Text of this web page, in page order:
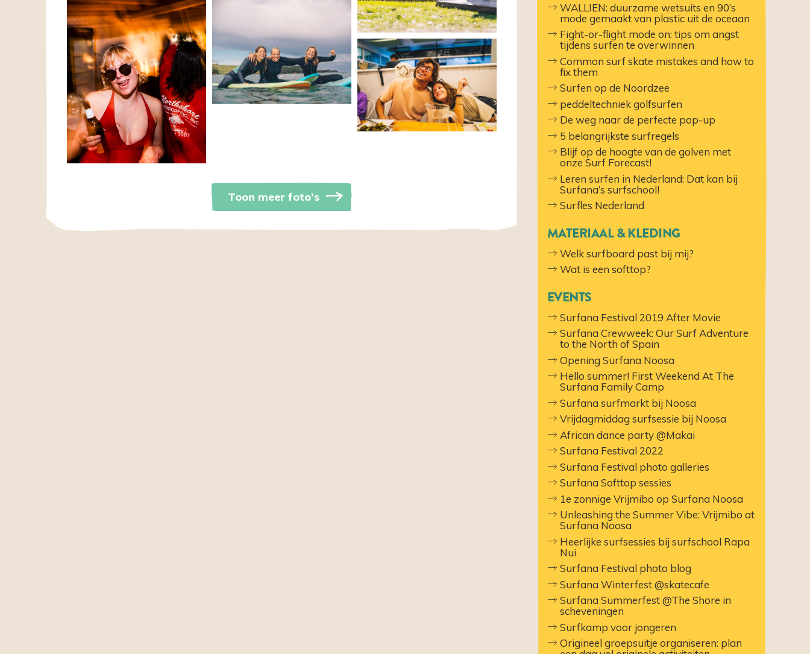
Toon meer foto's
WALLIEN: duurzame wetsuits en 90’s
mode gemaakt van plastic uit de oceaan
Fight-or-flight mode on: tips om angst
tijdens surfen te overwinnen
Common surf skate mistakes and how to
fix them
Surfen op de Noordzee
peddeltechniek golfsurfen
De weg naar de perfecte pop-up
5 belangrijkste surfregels
Blijf op de hoogte van de golven met
onze Surf Forecast!
Leren surfen in Nederland: Dat kan bij
Surfana’s surfschool!
Surfles Nederland
MATERIAAL & KLEDING
Welk surfboard past bij mij?
Wat is een softtop?
EVENTS
Surfana Festival 2019 After Movie
Surfana Crewweek: Our Surf Adventure
to the North of Spain
Opening Surfana Noosa
Hello summer! First Weekend At The
Surfana Family Camp
Surfana surfmarkt bij Noosa
Vrijdagmiddag surfsessie bij Noosa
African dance party @Makai
Surfana Festival 2022
Surfana Festival photo galleries
Surfana Softtop sessies
1e zonnige Vrijmibo op Surfana Noosa
Unleashing the Summer Vibe: Vrijmibo at
Surfana Noosa
Heerlijke surfsessies bij surfschool Rapa
Nui
Surfana Festival photo blog
Surfana Winterfest @skatecafe
Surfana Summerfest @The Shore in
scheveningen
Surfkamp voor jongeren
Origineel groepsuitje organiseren: plan